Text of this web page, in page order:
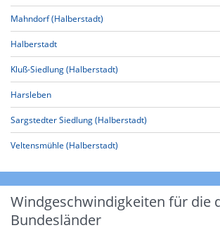
Mahndorf (Halberstadt)
Halberstadt
Kluß-Siedlung (Halberstadt)
Harsleben
Sargstedter Siedlung (Halberstadt)
Veltensmühle (Halberstadt)
Windgeschwindigkeiten für die
Bundesländer